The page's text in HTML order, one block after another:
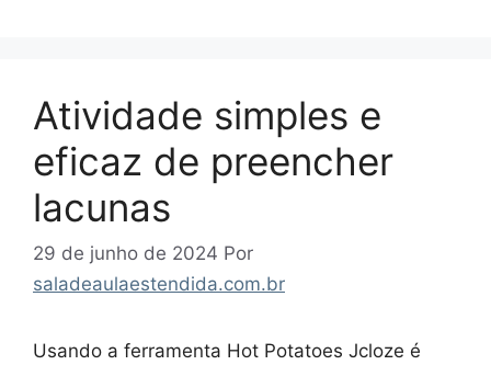
Atividade simples e
eficaz de preencher
lacunas
29 de junho de 2024 Por
saladeaulaestendida.com.br
Usando a ferramenta Hot Potatoes Jcloze é